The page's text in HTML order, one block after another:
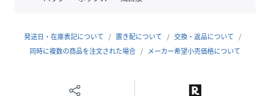
サイズ/重量： 7 x 7 x 23 cm (L x W x H)/325g
保温効力：70度以上（6時間）
ススチール、PP(キャップ)、シリコン樹脂(パッキン)
発送日・在庫表記について 置き配について
交換・返品について
同時に複数の商品を注文された場合
メーカー希望小売価格について